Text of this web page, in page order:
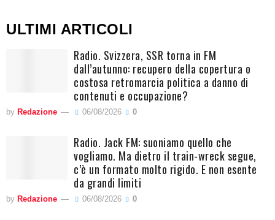
ULTIMI ARTICOLI
Radio. Svizzera, SSR torna in FM
dall’autunno: recupero della copertura o
costosa retromarcia politica a danno di
contenuti e occupazione?
by Redazione 06/08/2026 0
Radio. Jack FM: suoniamo quello che
vogliamo. Ma dietro il train-wreck segue,
c’è un formato molto rigido. E non esente
da grandi limiti
by Redazione 06/08/2026 0